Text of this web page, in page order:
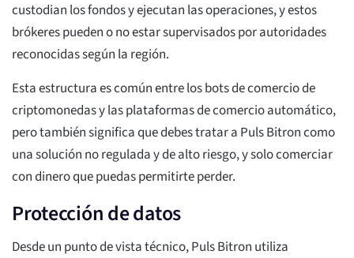
custodian los fondos y ejecutan las operaciones, y estos
brókeres pueden o no estar supervisados por autoridades
reconocidas según la región.
Esta estructura es común entre los bots de comercio de
criptomonedas y las plataformas de comercio automático,
pero también significa que debes tratar a Puls Bitron como
una solución no regulada y de alto riesgo, y solo comerciar
con dinero que puedas permitirte perder.
Protección de datos
Desde un punto de vista técnico, Puls Bitron utiliza